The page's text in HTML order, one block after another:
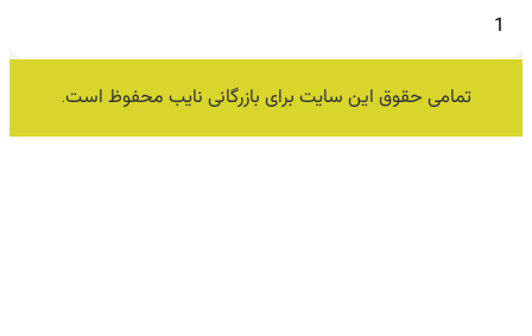
تمامی حقوق این سایت برای بازرگانی نایب محفوظ است.